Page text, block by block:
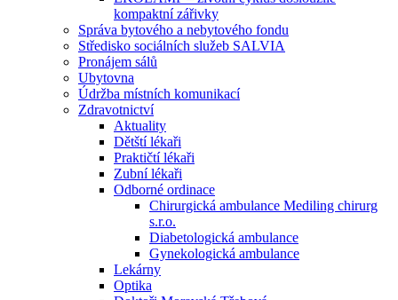
kompaktní zářivky
Správa bytového a nebytového fondu
Středisko sociálních služeb SALVIA
Pronájem sálů
Ubytovna
Údržba místních komunikací
Zdravotnictví
Aktuality
Dětští lékaři
Praktičtí lékaři
Zubní lékaři
Odborné ordinace
Chirurgická ambulance Mediling chirurg
s.r.o.
Diabetologická ambulance
Gynekologická ambulance
Lekárny
Optika